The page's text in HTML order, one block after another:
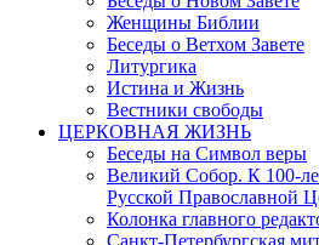
Женщины Библии
Беседы о Ветхом Завете
Литургика
Истина и Жизнь
Вестники свободы
ЦЕРКОВНАЯ ЖИЗНЬ
Беседы на Символ веры
Великий Собор. К 100-
Русской Православной
Колонка главного
Санкт-Петербургская